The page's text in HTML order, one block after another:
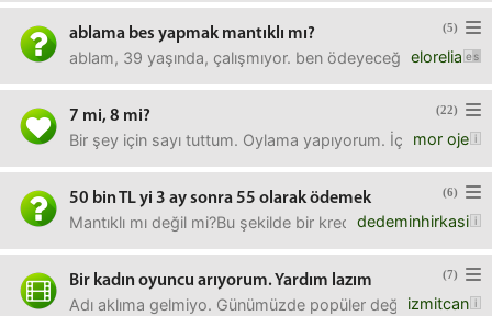
(5)
ablama bes yapmak mantıklı mı?
elorelia
ablam, 39 yaşında, çalışmıyor. ben ödeyeceğim için
(22)
7 mi, 8 mi?
mor oje
Bir şey için sayı tuttum. Oylama yapıyorum. İçinizden
(6)
50 bin TL yi 3 ay sonra 55 olarak ödemek
dedeminhirkasi
Mantıklı mı değil mi?Bu şekilde bir kredi tarzi bir ödemeye
(7)
Bir kadın oyuncu arıyorum. Yardım lazım
izmitcan
Adı aklıma gelmiyo. Günümüzde popüler değil, bi 10-15